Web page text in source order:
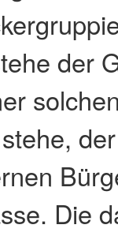
der
Die